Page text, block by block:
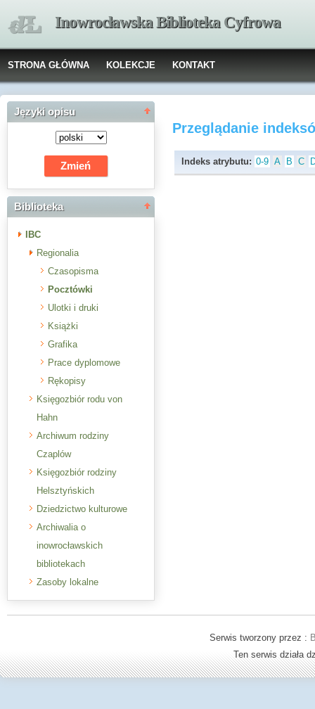
Inowrocławska Biblioteka Cyfrowa
STRONA GŁÓWNA KOLEKCJE KONTAKT
Języki opisu
Biblioteka
IBC
Regionalia
Czasopisma
Pocztówki
Ulotki i druki
Książki
Grafika
Prace dyplomowe
Rękopisy
Księgozbiór rodu von
Hahn
Archiwum rodziny
Czaplów
Księgozbiór rodziny
Helsztyńskich
Dziedzictwo kulturowe
Archiwalia o
inowrocławskich
bibliotekach
Zasoby lokalne
Przeglądanie
Indeks atrybutu: 0-9 A B C
Serwis tworzony przez :
Ten serwis działa